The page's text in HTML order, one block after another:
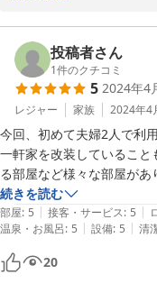
2024-07-23
投稿者さん
1件のクチコミ
5 2024年4
レジャー 家族 2024年4
今回、初めて夫婦2人で利
一軒家を改装しているこ
る部屋など様々な部屋が
る縁側にリクライニングチ
などちょっとしたものもさ
があるだけでなく、調度品
それらが、癒しの空間と
今回は一泊でしたが、バレ
いかもしれないと思いま
続きを読む
部屋: 5 | 接客・サービス: 5 |
温泉・お風呂: 5 | 設備: 5 | 清
20